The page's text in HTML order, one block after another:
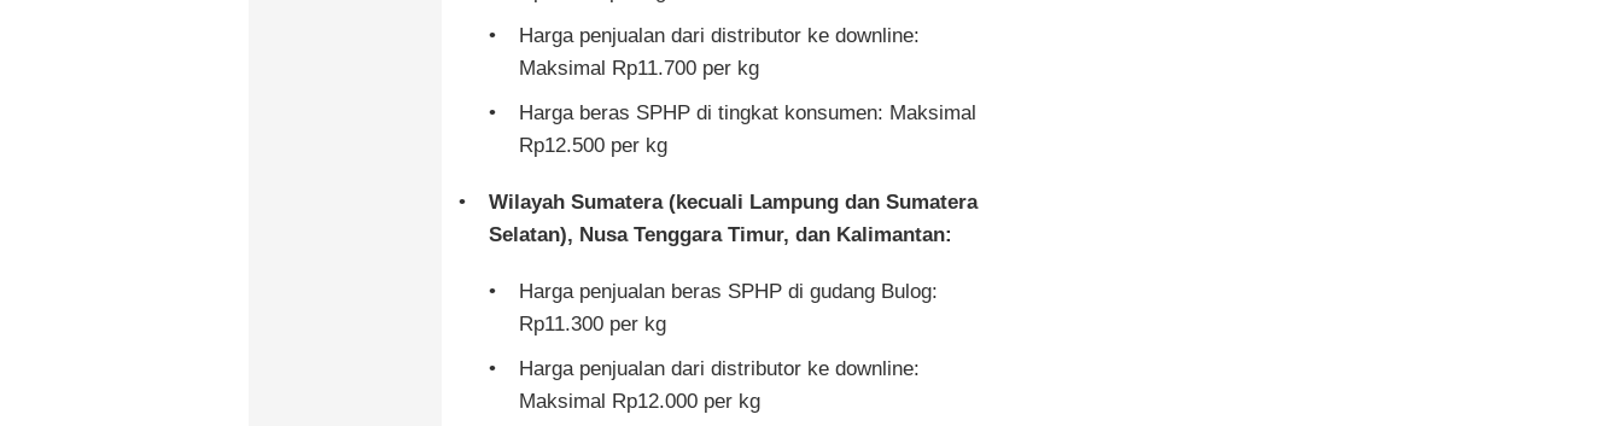
Harga penjualan dari distributor ke downline:
Maksimal Rp11.700 per kg
Harga beras SPHP di tingkat konsumen: Maksimal
Rp12.500 per kg
Wilayah Sumatera (kecuali Lampung dan Sumatera
Selatan), Nusa Tenggara Timur, dan Kalimantan:
Harga penjualan beras SPHP di gudang Bulog:
Rp11.300 per kg
Harga penjualan dari distributor ke downline:
Maksimal Rp12.000 per kg